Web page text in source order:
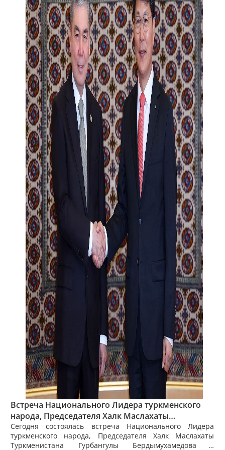
Встреча Национального Лидера туркменского
народа, Председателя Халк Маслахаты
Туркменистана с представителями деловых
кругов Республики Корея
Сегодня состоялась встреча Национального Лидера
туркменского народа, Председателя Халк Маслахаты
Туркменистана Гурбангулы Бердымухамедова с